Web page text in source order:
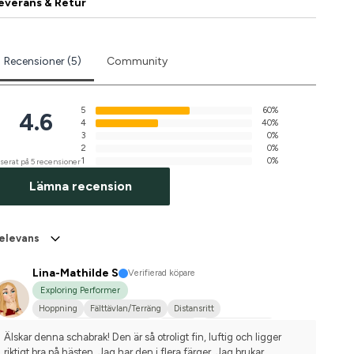
& Retur
Recensioner (5) Community
4.6
på 5 recensioner
5
60%
4
40%
3
0%
2
0%
1
0%
Lämna recension
Lina-Mathilde S
Verifierad köpare
Exploring Performer
Hoppning
Fälttävlan/Terräng
Distansritt
Kallblodstravare
Shetlandsponny
Älskar denna schabrak! Den är så otroligt fin, luftig och ligger